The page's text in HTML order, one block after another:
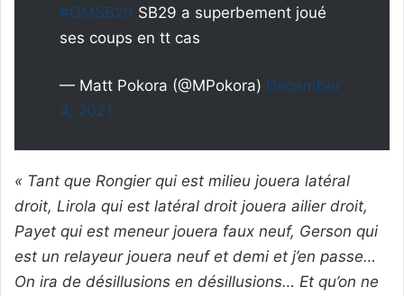
#OMSB29 SB29 a superbement joué
ses coups en tt cas
— Matt Pokora (@MPokora) December
4, 2021
« Tant que Rongier qui est milieu jouera latéral
droit, Lirola qui est latéral droit jouera ailier droit,
Payet qui est meneur jouera faux neuf, Gerson qui
est un relayeur jouera neuf et demi et j’en passe…
On ira de désillusions en désillusions… Et qu’on ne